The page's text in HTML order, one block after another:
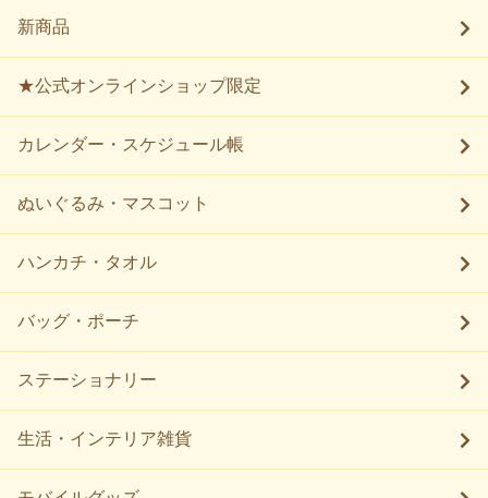
新商品
★公式オンラインショップ限定
カレンダー・スケジュール帳
ぬいぐるみ・マスコット
ハンカチ・タオル
バッグ・ポーチ
ステーショナリー
生活・インテリア雑貨